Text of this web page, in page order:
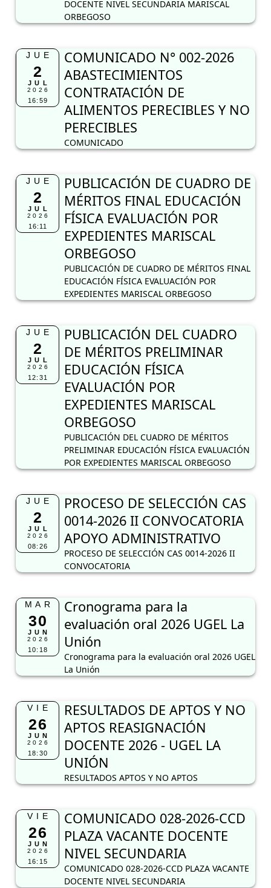
DOCENTE NIVEL SECUNDARIA MARISCAL
ORBEGOSO
JUE
2
JUL
2026
16:59
COMUNICADO N° 002-2026
ABASTECIMIENTOS
CONTRATACIÓN DE
ALIMENTOS PERECIBLES Y NO
PERECIBLES
COMUNICADO
JUE
2
JUL
2026
16:11
PUBLICACIÓN DE CUADRO DE
MÉRITOS FINAL EDUCACIÓN
FÍSICA EVALUACIÓN POR
EXPEDIENTES MARISCAL
ORBEGOSO
PUBLICACIÓN DE CUADRO DE MÉRITOS FINAL
EDUCACIÓN FÍSICA EVALUACIÓN POR
EXPEDIENTES MARISCAL ORBEGOSO
JUE
2
JUL
2026
12:31
PUBLICACIÓN DEL CUADRO
DE MÉRITOS PRELIMINAR
EDUCACIÓN FÍSICA
EVALUACIÓN POR
EXPEDIENTES MARISCAL
ORBEGOSO
PUBLICACIÓN DEL CUADRO DE MÉRITOS
PRELIMINAR EDUCACIÓN FÍSICA EVALUACIÓN
POR EXPEDIENTES MARISCAL ORBEGOSO
JUE
2
JUL
2026
08:26
PROCESO DE SELECCIÓN CAS
0014-2026 II CONVOCATORIA
APOYO ADMINISTRATIVO
PROCESO DE SELECCIÓN CAS 0014-2026 II
CONVOCATORIA
MAR
30
JUN
2026
10:18
Cronograma para la
evaluación oral 2026 UGEL La
Unión
Cronograma para la evaluación oral 2026 UGEL
La Unión
VIE
26
JUN
2026
18:30
RESULTADOS DE APTOS Y NO
APTOS REASIGNACIÓN
DOCENTE 2026 - UGEL LA
UNIÓN
RESULTADOS APTOS Y NO APTOS
VIE
26
JUN
2026
16:15
COMUNICADO 028-2026-CCD
PLAZA VACANTE DOCENTE
NIVEL SECUNDARIA
COMUNICADO 028-2026-CCD PLAZA VACANTE
DOCENTE NIVEL SECUNDARIA